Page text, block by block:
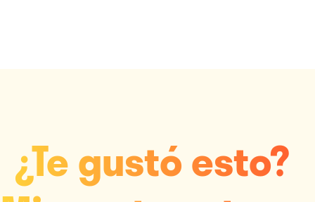
¿Te gustó esto?